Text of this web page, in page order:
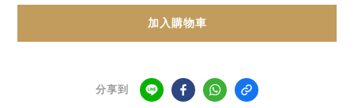
加入購物車
分享到